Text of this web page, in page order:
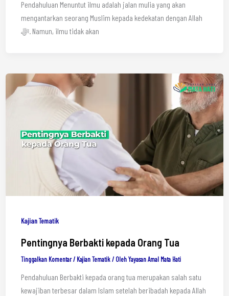
Pendahuluan Menuntut ilmu adalah jalan mulia yang akan
mengantarkan seorang Muslim kepada kedekatan dengan Allah
ﷻ. Namun, ilmu tidak akan
Kajian Tematik
Pentingnya Berbakti kepada Orang Tua
Tinggalkan Komentar / Kajian Tematik/ OlehYayasan Amal Mata Hati
Pendahuluan Berbakti kepada orang tua merupakan salah satu
kewajiban terbesar dalam Islam setelah beribadah kepada Allah